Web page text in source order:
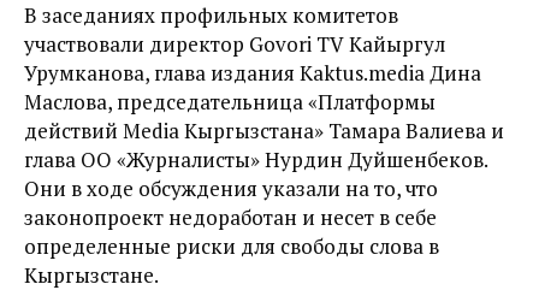
В заседаниях профильных комитетов
участвовали директор Govori TV Кайыргул
Урумканова, глава издания Kaktus.media Дина
Маслова, председательница «Платформы
действий Media Кыргызстана» Тамара Валиева и
глава ОО «Журналисты» Нурдин Дуйшенбеков.
Они в ходе обсуждения указали на то, что
законопроект недоработан и несет в себе
определенные риски для свободы слова в
Кыргызстане.